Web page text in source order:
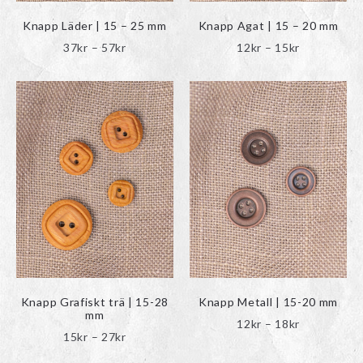
Knapp Läder | 15 – 25 mm
37kr – 57krPrisintervall:
till
57kr
produktsidan
Knapp Agat | 15 – 20 mm
12kr – 15kr
till
15kr
produktsidan
Knapp Grafiskt trä | 15-28
mm
15kr – 27krPrisintervall:
15kr
Den
här
produkten
har
flera
varianter.
De
olika
alternativen
kan
väljas
på
produktsidan
Knapp Metall | 15-20 mm
12kr – 18kr
Den
här
produkten
har
flera
varianter.
De
olika
alternativen
kan
väljas
på
produktsidan